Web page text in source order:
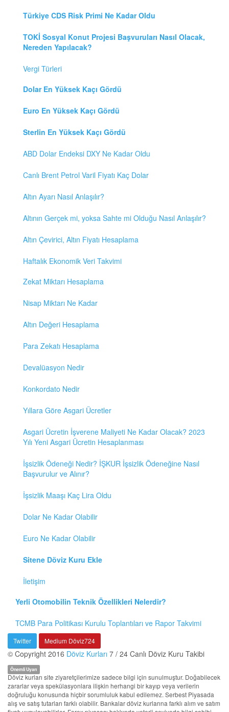
Türkiye CDS Risk Primi Ne Kadar Oldu
TOKİ Sosyal Konut Projesi Başvuruları Nasıl Olacak,
Nereden Yapılacak?
Vergi Türleri
Dolar En Yüksek Kaçı Gördü
Euro En Yüksek Kaçı Gördü
Sterlin En Yüksek Kaçı Gördü
ABD Dolar Endeksi DXY Ne Kadar Oldu
Canlı Brent Petrol Varil Fiyatı Kaç Dolar
Altın Ayarı Nasıl Anlaşılır?
Altının Gerçek mi, yoksa Sahte mi Olduğu Nasıl Anlaşılır?
Altın Çevirici, Altın Fiyatı Hesaplama
Haftalık Ekonomik Veri Takvimi
Zekat Miktarı Hesaplama
Nisap Miktarı Ne Kadar
Altın Değeri Hesaplama
Para Zekatı Hesaplama
Devalüasyon Nedir
Konkordato Nedir
Yıllara Göre Asgari Ücretler
Asgari Ücretin İşverene Maliyeti Ne Kadar Olacak? 2023
Yılı Yeni Asgari Ücretin Hesaplanması
İşsizlik Ödeneği Nedir? İŞKUR İşsizlik Ödeneğine Nasıl
Başvurulur ve Alınır?
İşsizlik Maaşı Kaç Lira Oldu
Dolar Ne Kadar Olabilir
Euro Ne Kadar Olabilir
Sitene Döviz Kuru Ekle
İletişim
Yerli Otomobilin Teknik Özellikleri Nelerdir?
TCMB Para Politikası Kurulu Toplantıları ve Rapor Takvimi
Twitter Medium Döviz724
© Copyright 2016 Döviz Kurları 7 / 24 Canlı Döviz Kuru Takibi
Önemli Uyarı
Döviz kurları site ziyaretçilerimize sadece bilgi için sunulmuştur. Doğabilecek
zararlar veya spekülasyonlara ilişkin herhangi bir kayıp veya verilerin
doğruluğu konusunda hiçbir sorumluluk kabul edilemez. Serbest Piyasada
alış ve satış tutarları farklı olabilir. Bankalar döviz kurlarına farklı alım ve satım